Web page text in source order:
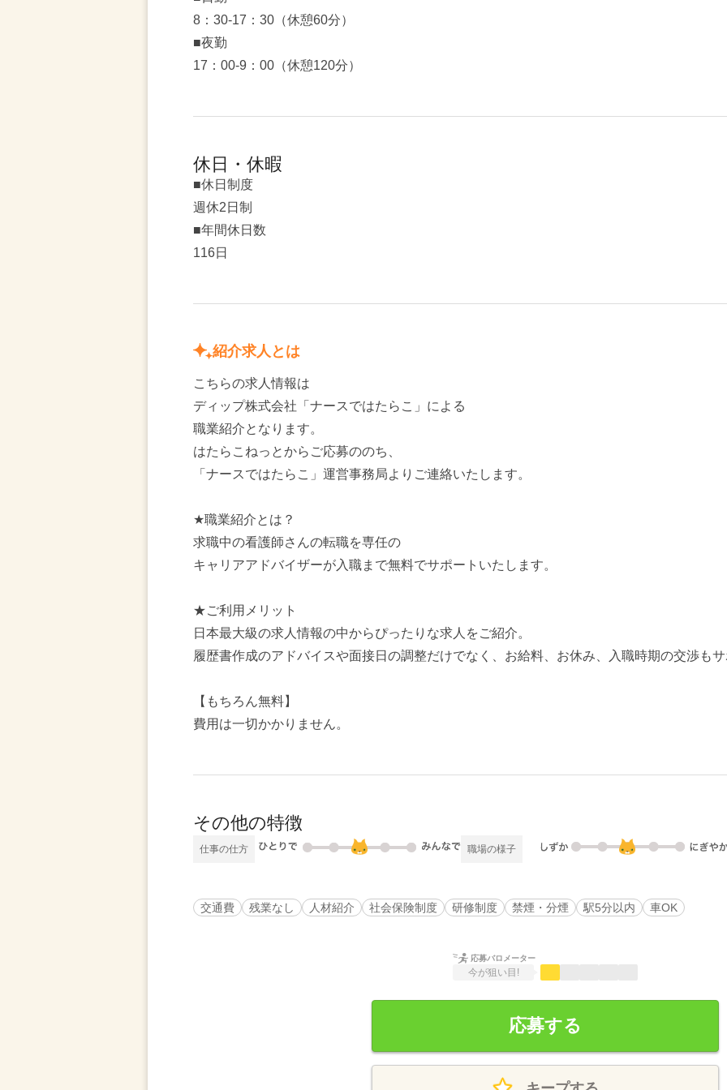
8：30-17：30（休憩60分）
■夜勤
17：00-9：00（休憩120分）
休日・休暇
■休日制度
週休2日制
■年間休日数
116日
紹介求人とは
こちらの求人情報は
ディップ株式会社「ナースではたらこ」による
職業紹介となります。
はたらこねっとからご応募ののち、
「ナースではたらこ」運営事務局よりご連絡いたします。
★職業紹介とは？
求職中の看護師さんの転職を専任の
キャリアアドバイザーが入職まで無料でサポートいたします。
★ご利用メリット
日本最大級の求人情報の中からぴったりな求人をご紹介。
履歴書作成のアドバイスや面接日の調整だけでなく、お給料、お休み、入職時期の交渉もサ
【もちろん無料】
費用は一切かかりません。
その他の特徴
仕事の仕方 職場の様子
交通費 残業なし 人材紹介 社会保険制度 研修制度 禁煙・分煙 駅5分以内 車OK
応募バロメーター
今が狙い目!
応募する